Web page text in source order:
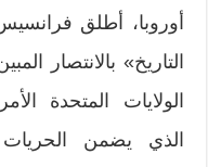
أوروبا، أطلق
التاريخ» بالانتصار
الولايات المتحدة
الذي يضمن